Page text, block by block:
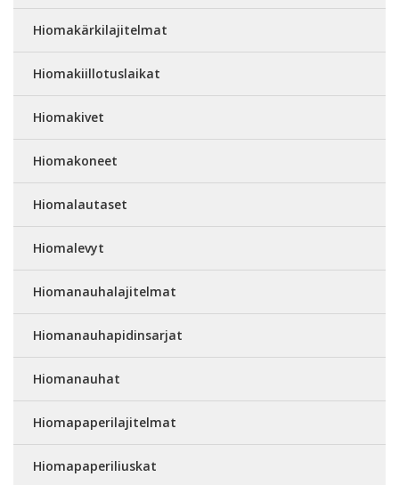
Hiomakärkilajitelmat
Hiomakiillotuslaikat
Hiomakivet
Hiomakoneet
Hiomalautaset
Hiomalevyt
Hiomanauhalajitelmat
Hiomanauhapidinsarjat
Hiomanauhat
Hiomapaperilajitelmat
Hiomapaperiliuskat